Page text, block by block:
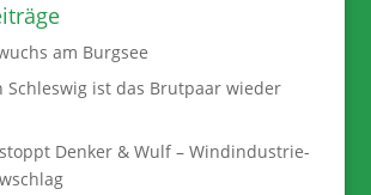
am Burgsee
Schleswig ist das Brutpaar wieder
Denker & Wulf – Windindustrie-